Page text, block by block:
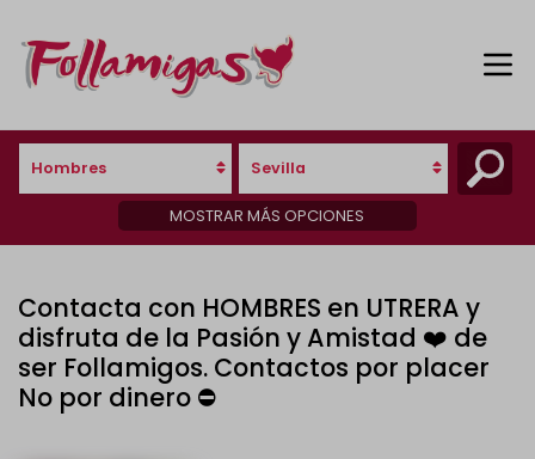
Hombres Sevilla
MOSTRAR MÁS OPCIONES
Contacta con HOMBRES en UTRERA y
disfruta de la Pasión y Amistad ❤️ de
ser Follamigos. Contactos por placer
No por dinero ⛔